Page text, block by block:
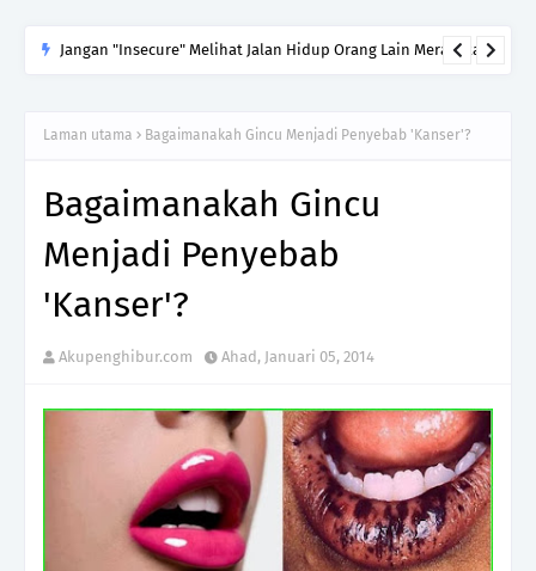
Jangan "Insecure" Melihat Jalan Hidup Orang Lain Merasakan
Laman utama Bagaimanakah Gincu Menjadi Penyebab 'Kanser'?
Bagaimanakah Gincu
Menjadi Penyebab
'Kanser'?
Akupenghibur.com Ahad, Januari 05, 2014